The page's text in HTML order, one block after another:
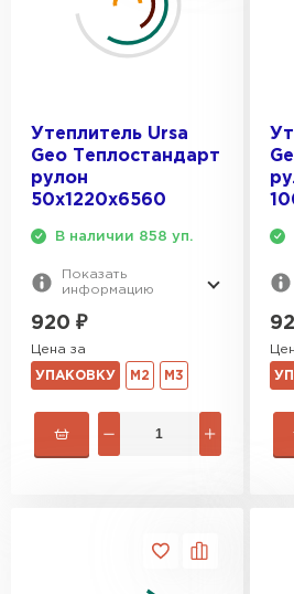
Утеплитель Ursa
Geo Теплостандарт
рулон
50х1220х6560
В наличии 858 уп.
Показать
информацию
920 ₽
Цена за
УПАКОВКУ М2 М3
ПЕРЕЙТИ
Рулонная
ПЕРЕЙТИ
Утеплитель
Утеплитель Тимплэкс